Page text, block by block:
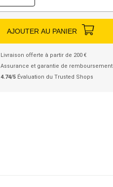
AJOUTER AU PANIER
Livraison offerte à partir de 200 €
Assurance et garantie de remboursement
4.74/5 Évaluation du Trusted Shops